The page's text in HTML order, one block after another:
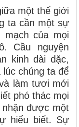
một thế giới
ta cần một sự
mạch của mọi
Cầu nguyện
kinh dài dặc,
chúng ta để
làm tươi mới
phó thác mọi
được một
hiểu biết. Sự